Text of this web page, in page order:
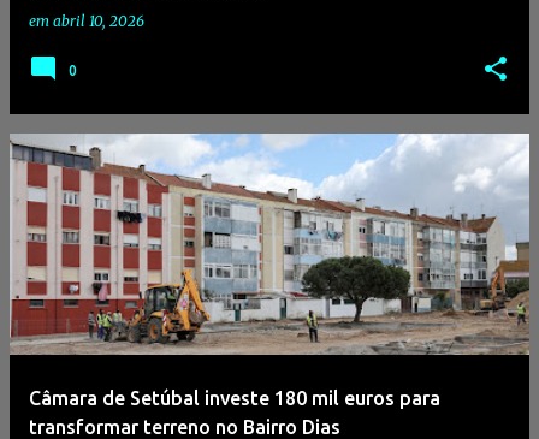
em abril 10, 2026
0
Câmara de Setúbal investe 180 mil euros para
transformar terreno no Bairro Dias